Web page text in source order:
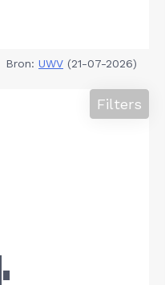
Bron: UWV (21-07-2026)
Filters